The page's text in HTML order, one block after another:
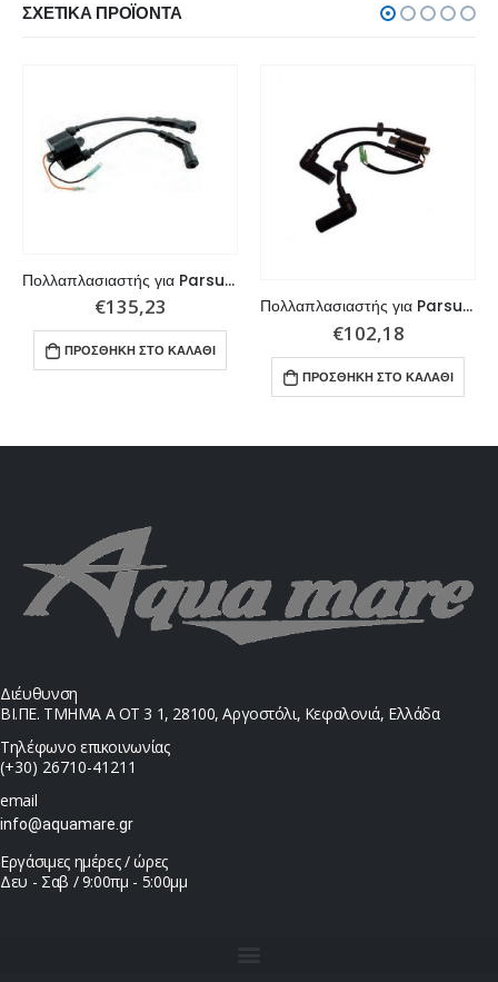
ΣΧΕΤΙΚΆ ΠΡΟΪΌΝΤΑ
Πολλαπλασιαστής για Parsun/Yamaha/Mercury
€135,23
ΠΡΟΣΘΉΚΗ ΣΤΟ ΚΑΛΆΘΙ
Πολλαπλασιαστής για Parsun/Yamaha/Mercury
€102,18
ΠΡΟΣΘΉΚΗ ΣΤΟ ΚΑΛΆΘΙ
Διέυθυνση
ΒΙ.ΠΕ. ΤΜΗΜΑ Α ΟΤ 3 1, 28100, Αργοστόλι, Κεφαλονιά, Ελλάδα
Τηλέφωνο επικοινωνίας
(+30) 26710-41211
email
info@aquamare.gr
Εργάσιμες ημέρες / ώρες
Δευ - Σαβ / 9:00πμ - 5:00μμ